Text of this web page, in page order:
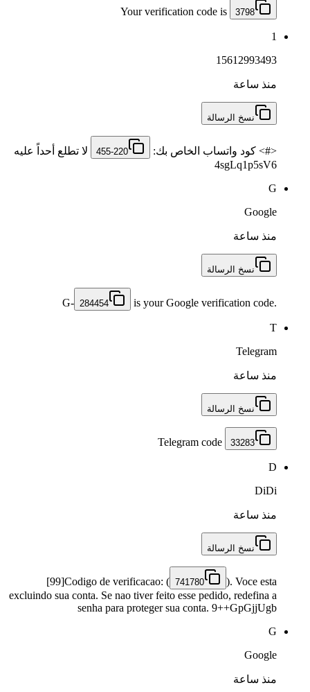
Your verification code is 3798
1
15612993493
منذ ساعة
نسخ الرسالة
<#> كود ‏واتساب الخاص بك: ‎ 455-220
لا تطلع أحداً عليه
4sgLq1p5sV6
G
Google
منذ ساعة
نسخ الرسالة
G- 284454 is your Google verification code.
T
Telegram
منذ ساعة
نسخ الرسالة
Telegram code 33283
D
DiDi
منذ ساعة
نسخ الرسالة
[99]Codigo de verificacao: ( 741780
). Voce esta
excluindo sua conta. Se nao tiver feito esse pedido, redefina a
senha para proteger sua conta. 9++GpGjjUgb
G
Google
منذ ساعة